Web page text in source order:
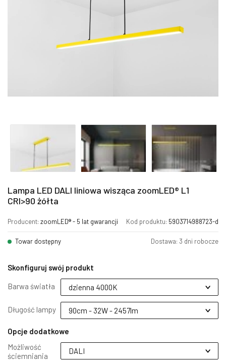
Lampa LED DALI liniowa wisząca zoomLED® L1
CRI>90 żółta
Producent: zoomLED® - 5 lat gwarancji Kod produktu: 5903714988723-d
Towar dostępny Dostawa: 3 dni robocze
Skonfiguruj swój produkt
Barwa światła
Długość lampy
Opcje dodatkowe
Możliwość
ściemniania